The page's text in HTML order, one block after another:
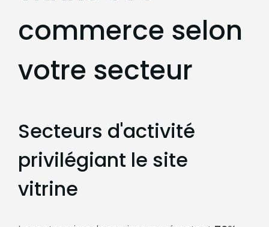
commerce selon
votre secteur
Secteurs d'activité
privilégiant le site
vitrine